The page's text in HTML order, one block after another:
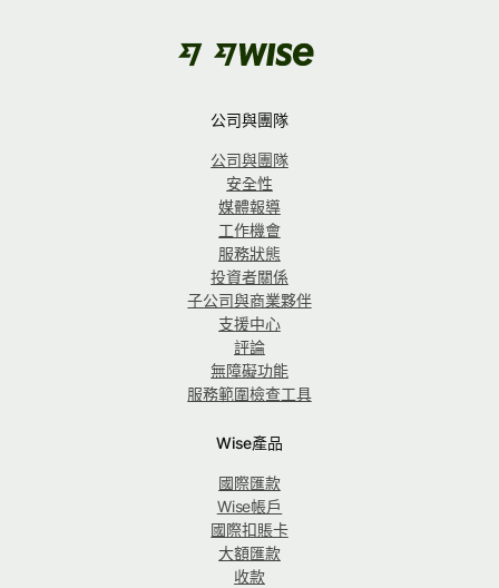
公司與團隊
公司與團隊
安全性
媒體報導
工作機會
服務狀態
投資者關係
子公司與商業夥伴
支援中心
評論
無障礙功能
服務範圍檢查工具
Wise產品
國際匯款
Wise帳戶
國際扣賬卡
大額匯款
收款